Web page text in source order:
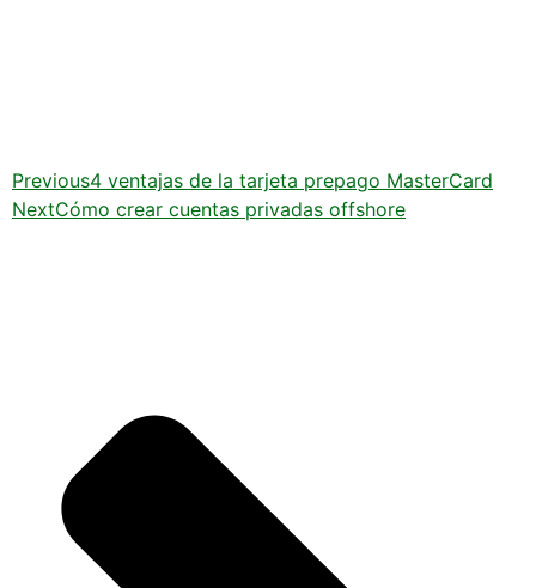
Previous4 ventajas de la tarjeta prepago MasterCard
NextCómo crear cuentas privadas offshore